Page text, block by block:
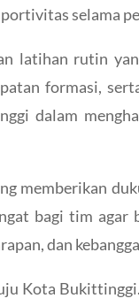
selama
latihan rutin
formasi,
dalam
memberikan
bagi tim agar
dan
Kota